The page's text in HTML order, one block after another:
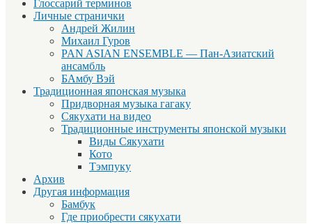
Глоссарий терминов
Личные странички
Андрей Жилин
Михаил Гуров
PAN ASIAN ENSEMBLE — Пан-Азиатский
ансамбль
БАмбу Вэй
Традиционная японская музыка
Придворная музыка гагаку
Сякухати на видео
Традиционные инструменты японской музыки
Виды Сякухати
Кото
Тэмпуку
Архив
Другая информация
Бамбук
Где приобрести сякухати